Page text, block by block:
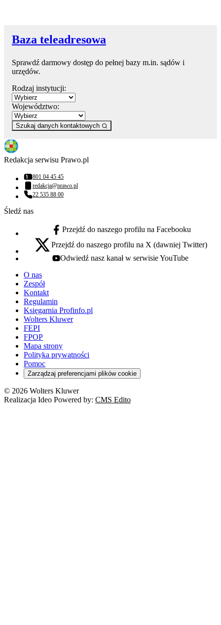
Baza teleadresowa
Sprawdź darmowy dostęp do pełnej bazy m.in. sądów i
urzędów.
Rodzaj instytucji:
Województwo:
Szukaj danych kontaktowych
Redakcja serwisu Prawo.pl
Numer telefonu:
801 04 45 45
Adres email:
redakcja@prawo.pl
Numer telefonu:
22 535 88 00
Śledź nas
facebook - otwiera się w nowej karcie
Przejdź do naszego profilu na Facebooku
x - otwiera się w nowej karcie
Przejdź do naszego profilu na X (dawniej Twitter)
youtube - otwiera się w nowej karcie
Odwiedź nasz kanał w serwisie YouTube
O nas
Zespół
Kontakt
Regulamin
Księgarnia Profinfo.pl
Wolters Kluwer
FEPI
FPOP
Mapa strony
Polityka prywatności
Pomoc
Zarządzaj preferencjami plików cookie
© 2026 Wolters Kluwer
Realizacja Ideo Powered by: CMS Edito